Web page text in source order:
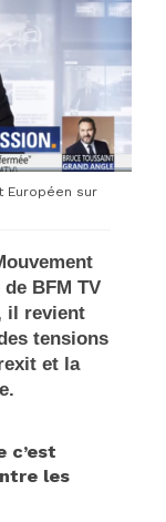
Européen sur
BFM TV
il revient
tensions
et la
c’est
les